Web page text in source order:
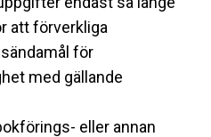
att förverkliga
för
med gällande
eller annan